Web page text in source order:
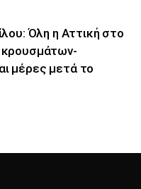
Όλη η Αττική στο
κρουσμάτων-
μέρες μετά το